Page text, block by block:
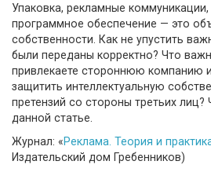
Упаковка, рекламные
программное обеспечение — это
собственности. Как не упустить
были переданы корректно? Что
привлекаете стороннюю компанию
защитить интеллектуальную
претензий со стороны третьих лиц?
данной статье.
Журнал: «Реклама. Теория и
Издательский дом Гребенников)